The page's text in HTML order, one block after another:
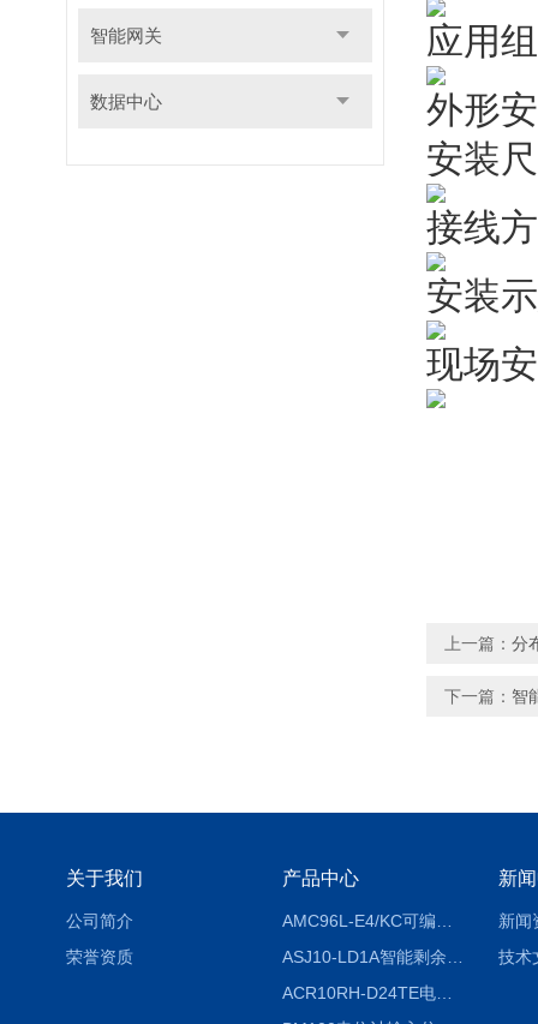
智能网关
数据中心
应用
外形
安装
接线
安装
现场
上一篇： 分
下一篇： 智
关于我们
公司简介
荣誉资质
产品中心
ACR10RH-D24TE电力仪表外置开口式互感器
新
新闻
技术